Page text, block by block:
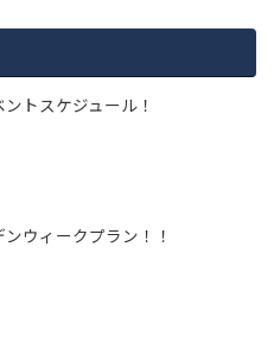
トスケジュール！
ウィークプラン！！